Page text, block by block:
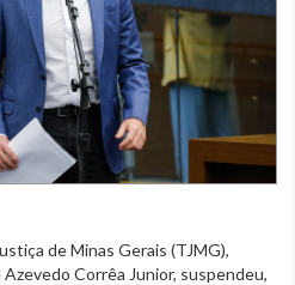
de Minas Gerais (TJMG),
Corrêa Junior, suspendeu,